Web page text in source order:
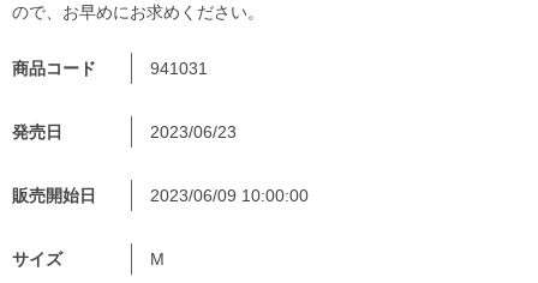
商品コード 941031
発売日 2023/06/23
販売開始日 2023/06/09 10:00:00
サイズ M
ので、お早めにお求めください。